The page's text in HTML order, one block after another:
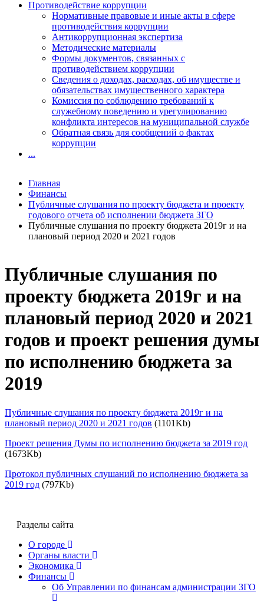
Публичные слушания по
проекту бюджета 2019г и на
плановый период 2020 и 2021
годов и проект решения думы
по исполнению бюджета за
2019
Публичные слушания по проекту бюджета 2019г и на
плановый период 2020 и 2021 годов (1101Kb)
Проект решения Думы по исполнению бюджета за 2019 год
(1673Kb)
Протокол публичных слушаний по исполнению бюджета за
2019 год (797Kb)
Разделы сайта
О городе
Органы власти
Экономика
Финансы
Об Управлении по финансам администрации ЗГО
Противодействие коррупции
Нормативные правовые и иные акты в сфере
противодействия коррупции
Антикоррупционная экспертиза
Методические материалы
Формы документов, связанных с
противодействием коррупции
Сведения о доходах, расходах, об имуществе и
обязательствах имущественного характера
Комиссия по соблюдению требований к
служебному поведению и урегулированию
конфликта интересов на муниципальной службе
Обратная связь для сообщений о фактах
коррупции
...
Главная
Финансы
Публичные слушания по проекту бюджета и проекту
годового отчета об исполнении бюджета ЗГО
Публичные слушания по проекту бюджета 2019г и на
плановый период 2020 и 2021 годов